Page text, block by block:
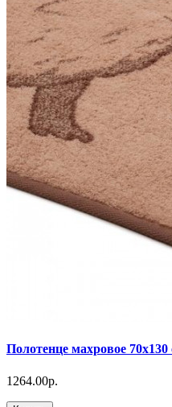
Полотенце махровое
1264.00р.